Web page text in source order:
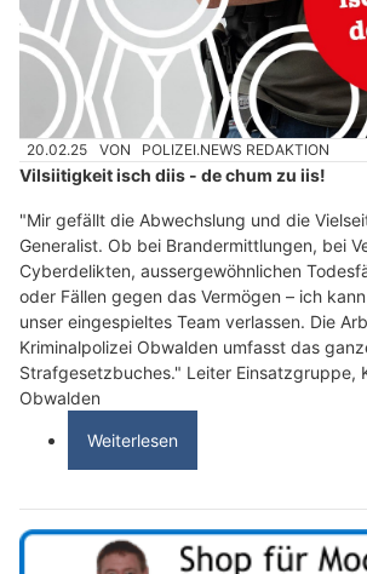
20.02.25 VON POLIZEI.NEWS REDAKTION
Vilsiitigkeit isch diis - de chum zu iis!
"Mir gefällt die Abwechslung und die
Generalist. Ob bei Brandermittlungen, bei
Cyberdelikten, aussergewöhnlichen
oder Fällen gegen das Vermögen – ich
unser eingespieltes Team verlassen. Die
Kriminalpolizei Obwalden umfasst das
Strafgesetzbuches." Leiter Einsatzgruppe,
Obwalden
Weiterlesen